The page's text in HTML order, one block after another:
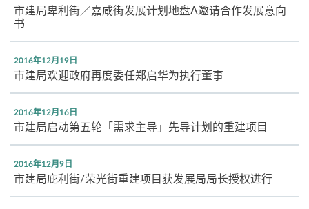
字
市建局卑利街／嘉咸街发展计划地盘A邀请合作发展意向
书
2016年12月19日
市建局欢迎政府再度委任郑启华为执行董事
2016年12月16日
市建局启动第五轮「需求主导」先导计划的重建项目
2016年12月9日
市建局庇利街/荣光街重建项目获发展局局长授权进行